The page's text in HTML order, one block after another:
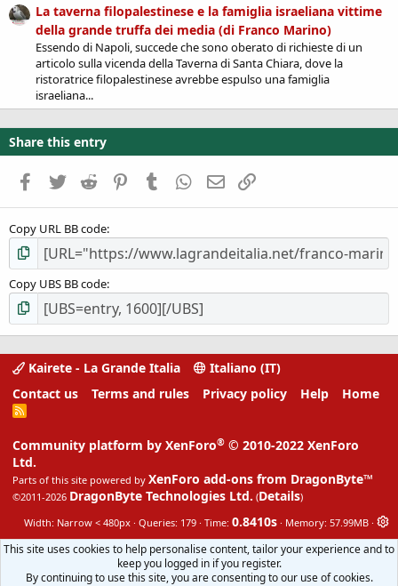
La taverna filopalestinese e la famiglia israeliana vittime
della grande truffa dei media (di Franco Marino)
Essendo di Napoli, succede che sono oberato di richieste di un
articolo sulla vicenda della Taverna di Santa Chiara, dove la
ristoratrice filopalestinese avrebbe espulso una famiglia
israeliana...
Share this entry
Facebook
Twitter Reddit PinterestTumblr WhatsApp
Email
Copy URL BB code
Copy UBS BB code
Kairete - La Grande Italia
Italiano (IT)
Contact us
Terms and rules Privacy policy Help Home
R
Community platform by XenForo® © 2010-2022 XenForo
Ltd.
Parts of this site powered by XenForo add-ons from DragonByte™
©2011-2026 DragonByte Technologies Ltd. (Details)
Width
Queries 179 Time 0.8410s Memory 57.99MB
This site uses cookies to help personalise content, tailor your experience and to
keep you logged in if you register.
By continuing to use this site, you are consenting to our use of cookies.